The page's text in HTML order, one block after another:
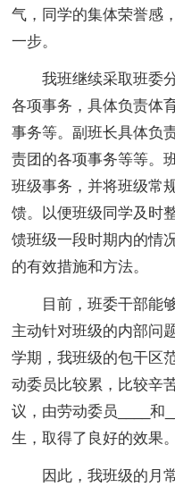
气，同学的集体荣誉感
一步。
我班继续采取班委
各项事务，具体负责体
事务等。副班长具体负
责团的各项事务等等。
班级事务，并将班级常
馈。以便班级同学及时
馈班级一段时期内的情
的有效措施和方法。
目前，班委干部能
主动针对班级的内部问
学期，我班级的包干区
动委员比较累，比较辛
议，由劳动委员____和
生，取得了良好的效果。
因此，我班级的月